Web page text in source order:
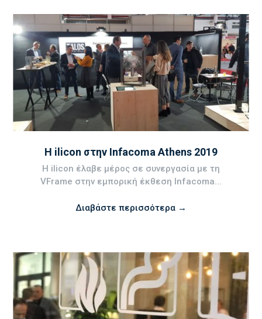
Η ilicon στην Infacoma Athens 2019
Η ilicon έλαβε μέρος σε συνεργασία με τη
VFrame στην εμπορική έκθεση Infacoma...
Διαβάστε περισσότερα →